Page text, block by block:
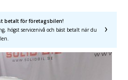
betalt för företagsbilen!
högst servicenivå och bäst betalt när du